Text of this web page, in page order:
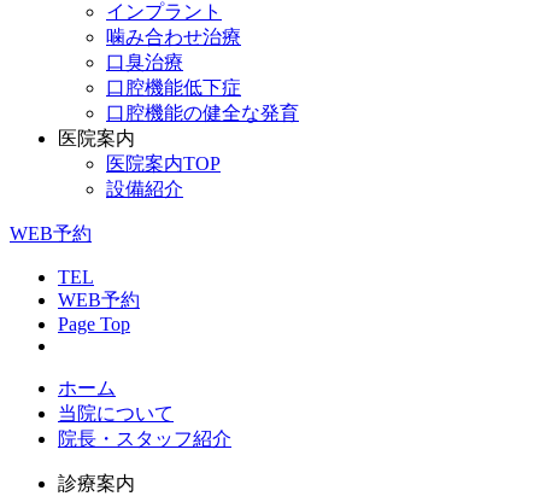
インプラント
噛み合わせ治療
口臭治療
口腔機能低下症
口腔機能の健全な発育
医院案内
医院案内TOP
設備紹介
WEB予約
TEL
WEB予約
Page Top
ホーム
当院について
院長・スタッフ紹介
診療案内